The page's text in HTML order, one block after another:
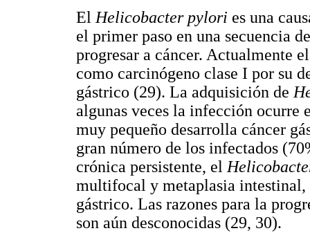
ElHelicobacter pylori es una
el primer paso en una secuencia
progresar a cáncer. Actualmente
como carcinógeno clase I por su
gástrico (29). La adquisición de
algunas veces la infección ocurre
muy pequeño desarrolla cáncer
gran número de los infectados
crónica persistente, el
multifocal y metaplasia intestinal,
gástrico. Las razones para la
son aún desconocidas (29, 30).